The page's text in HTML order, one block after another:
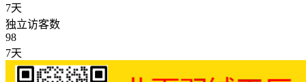
7天
独立访客数
98
7天